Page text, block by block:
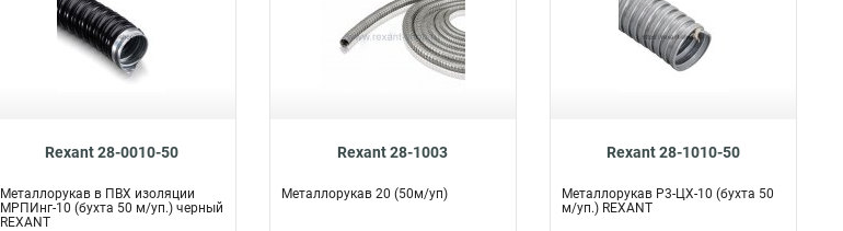
Rexant 28-0010-50
Металлорукав в ПВХ изоляции
МРПИнг-10 (бухта 50 м/уп.) черный
REXANT
Rexant 28-1003
Металлорукав 20 (50м/уп)
Rexant 28-1010-50
Металлорукав Р3-ЦХ-10 (бухта 50
м/уп.) REXANT